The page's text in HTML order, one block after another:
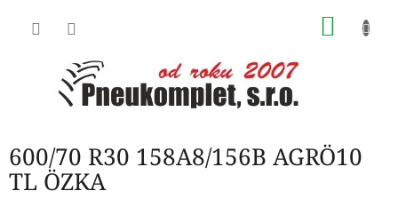
600/70 R30 158A8/156B AGRÖ10
TL ÖZKA